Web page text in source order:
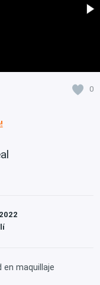
0
en maquillaje